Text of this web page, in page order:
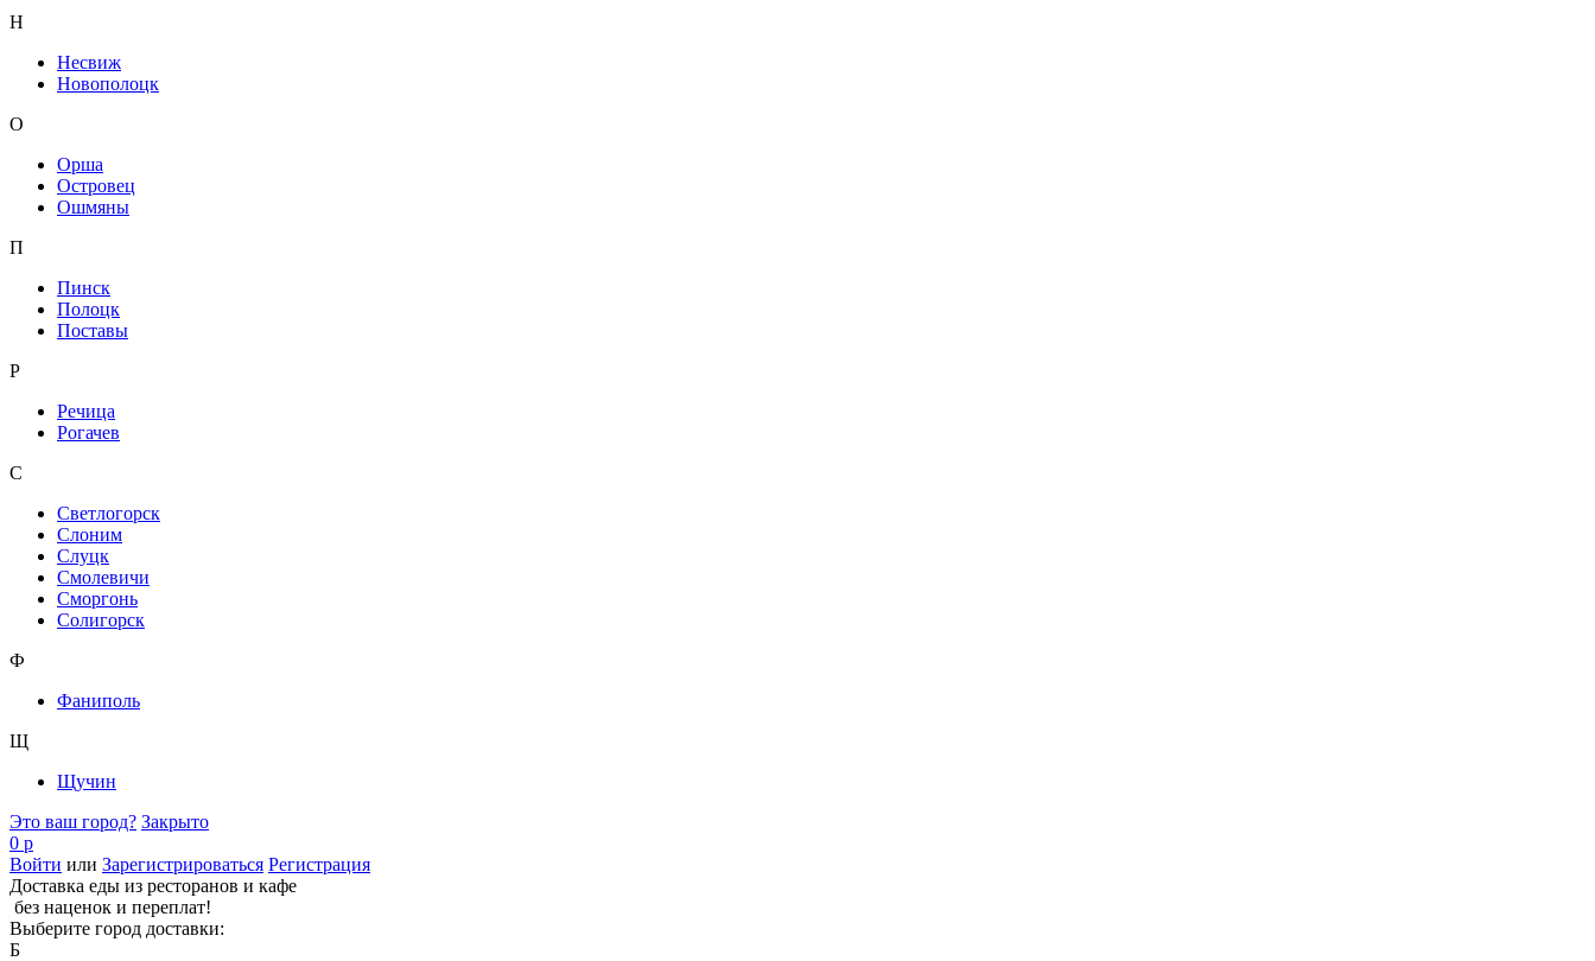
Н
Несвиж
Новополоцк
О
Орша
Островец
Ошмяны
П
Пинск
Полоцк
Поставы
Р
Речица
Рогачев
С
Светлогорск
Слоним
Слуцк
Смолевичи
Сморгонь
Солигорск
Ф
Фаниполь
Щ
Щучин
Это ваш город? Закрыто
0 р
Войти или Зарегистрироваться Регистрация
Доставка еды из ресторанов и кафе
без наценок и переплат!
Выберите город доставки:
Б